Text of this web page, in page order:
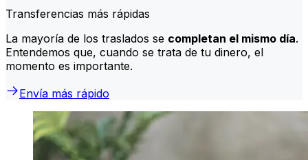
Transferencias más rápidas
La mayoría de los traslados se completan el mismo día.
Entendemos que, cuando se trata de tu dinero, el
momento es importante.
Envía más rápido